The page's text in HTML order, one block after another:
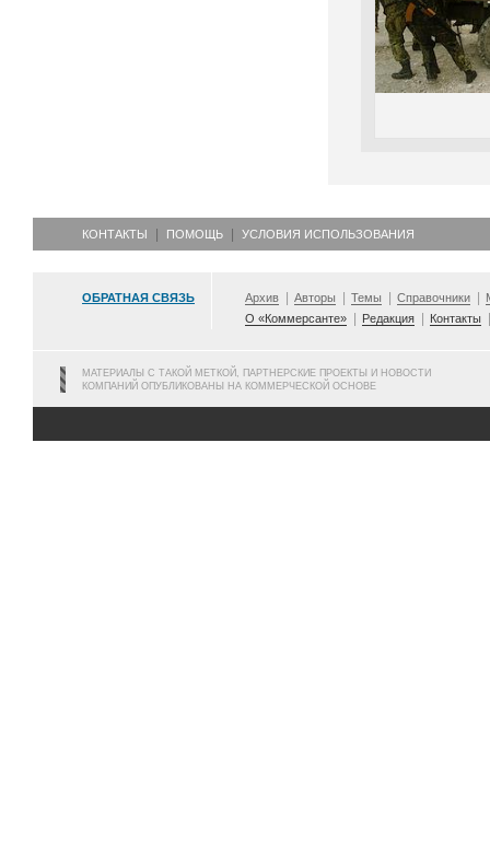
КОНТАКТЫ ПОМОЩЬ УСЛОВИЯ ИСПОЛЬЗОВАНИЯ
ОБРАТНАЯ СВЯЗЬ Архив Авторы Темы Справочники
О «Коммерсанте»
Редакция Контакты
МАТЕРИАЛЫ С ТАКОЙ МЕТКОЙ, ПАРТНЕРСКИЕ ПРОЕКТЫ И НОВОСТИ
КОМПАНИЙ ОПУБЛИКОВАНЫ НА КОММЕРЧЕСКОЙ ОСНОВЕ